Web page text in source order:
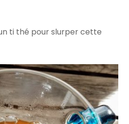
ti thé pour slurper cette